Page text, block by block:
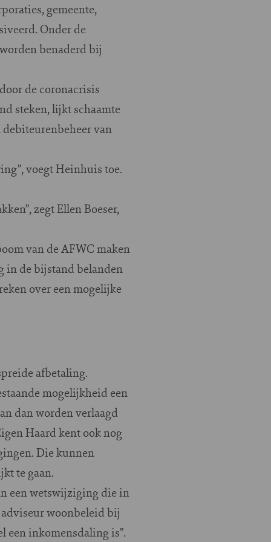
gemeente,
Onder de
benaderd bij
de coronacrisis
steken, lijkt schaamte
van
voegt Heinhuis toe.
zegt Ellen Boeser,
van de AFWC maken
in de bijstand belanden
over een mogelijke
afbetaling.
mogelijkheid een
dan worden verlaagd
Haard kent ook nog
Die kunnen
te gaan.
een wetswijziging die in
adviseur woonbeleid bij
een inkomensdaling is”.